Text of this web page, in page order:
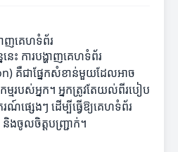
ាញគេហទំព័រ
េះ ការបង្ហាញគេហទំព័រ
គឺជាផ្នែកសំខាន់មួយដែលអាច
របស់អ្នក។ អ្នកត្រូវតែយល់ពីរបៀប
ផ្សេងៗ ដើម្បីធ្វើឱ្យគេហទំព័រ
ងចូលចិត្តបញ្រ្ជាក់។